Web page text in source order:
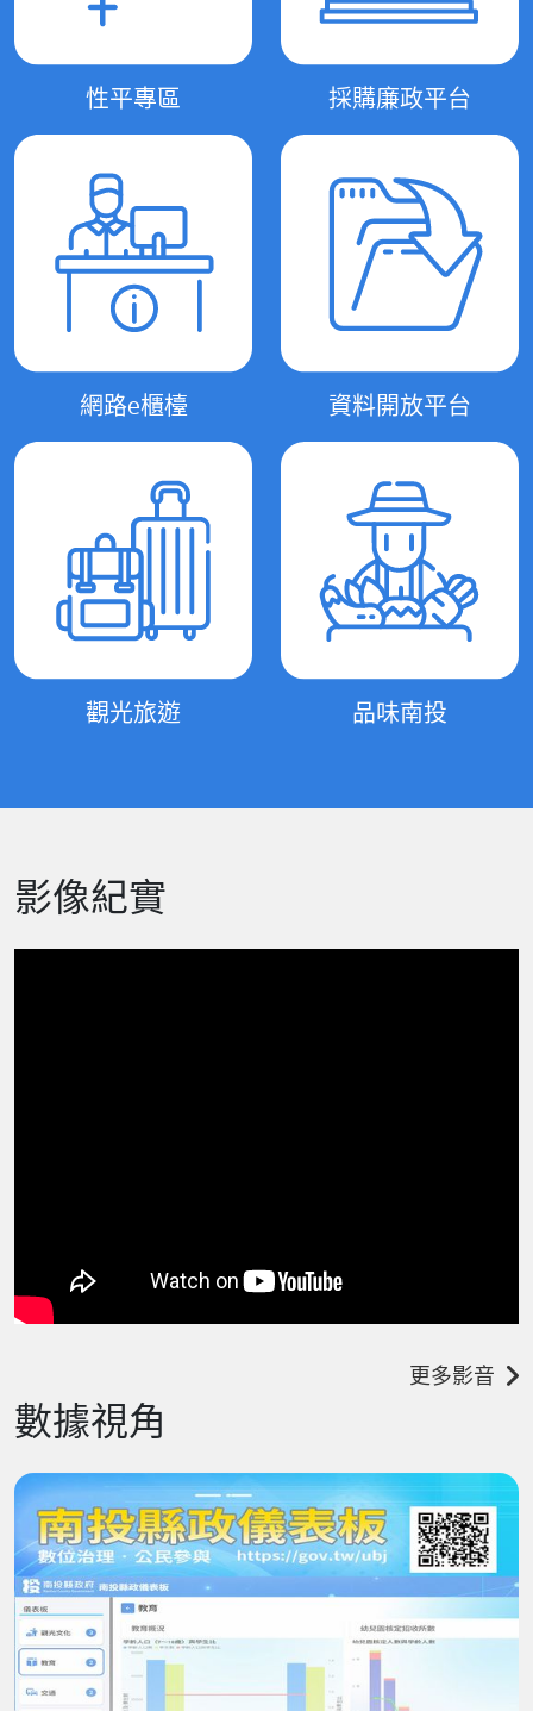
性平專區 採購廉政平台
網路e櫃檯 資料開放平台
觀光旅遊 品味南投
影像紀實
更多影音
數據視角